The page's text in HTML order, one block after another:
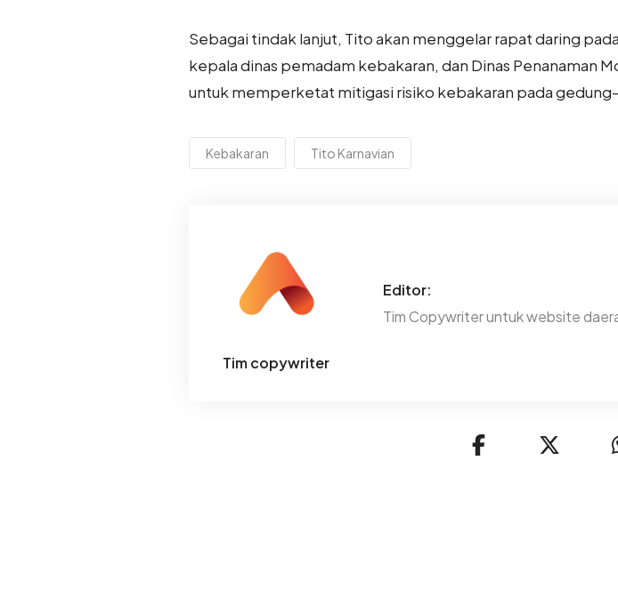
Sebagai tindak lanjut, Tito akan menggelar rapat daring
kepala dinas pemadam kebakaran, dan Dinas Penanaman
untuk memperketat mitigasi risiko kebakaran pada
Kebakaran Tito Karnavian
Tim copywriter
Editor:
Tim Copywriter untuk website